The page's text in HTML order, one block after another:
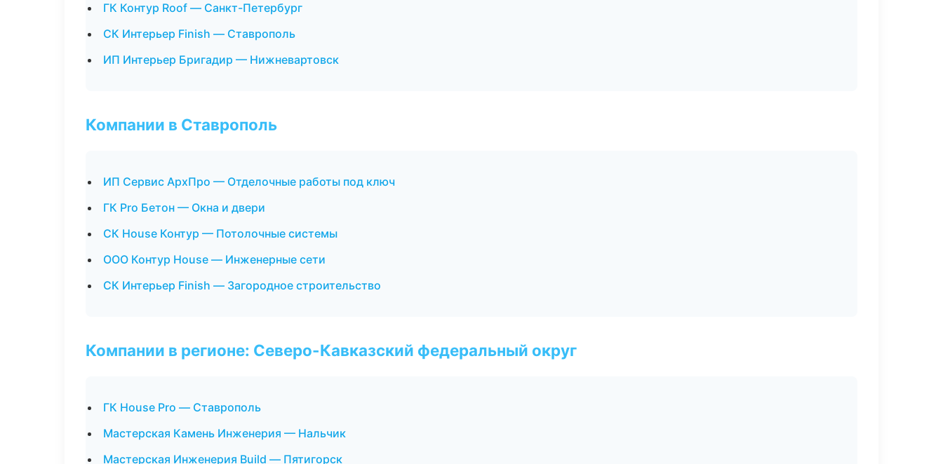
ГК Контур Roof — Санкт-Петербург
СК Интерьер Finish — Ставрополь
ИП Интерьер Бригадир — Нижневартовск
Компании в Ставрополь
ИП Сервис АрхПро — Отделочные работы под ключ
ГК Pro Бетон — Окна и двери
СК House Контур — Потолочные системы
ООО Контур House — Инженерные сети
СК Интерьер Finish — Загородное строительство
Компании в регионе: Северо-Кавказский федеральный округ
ГК House Pro — Ставрополь
Мастерская Камень Инженерия — Нальчик
Мастерская Инженерия Build — Пятигорск